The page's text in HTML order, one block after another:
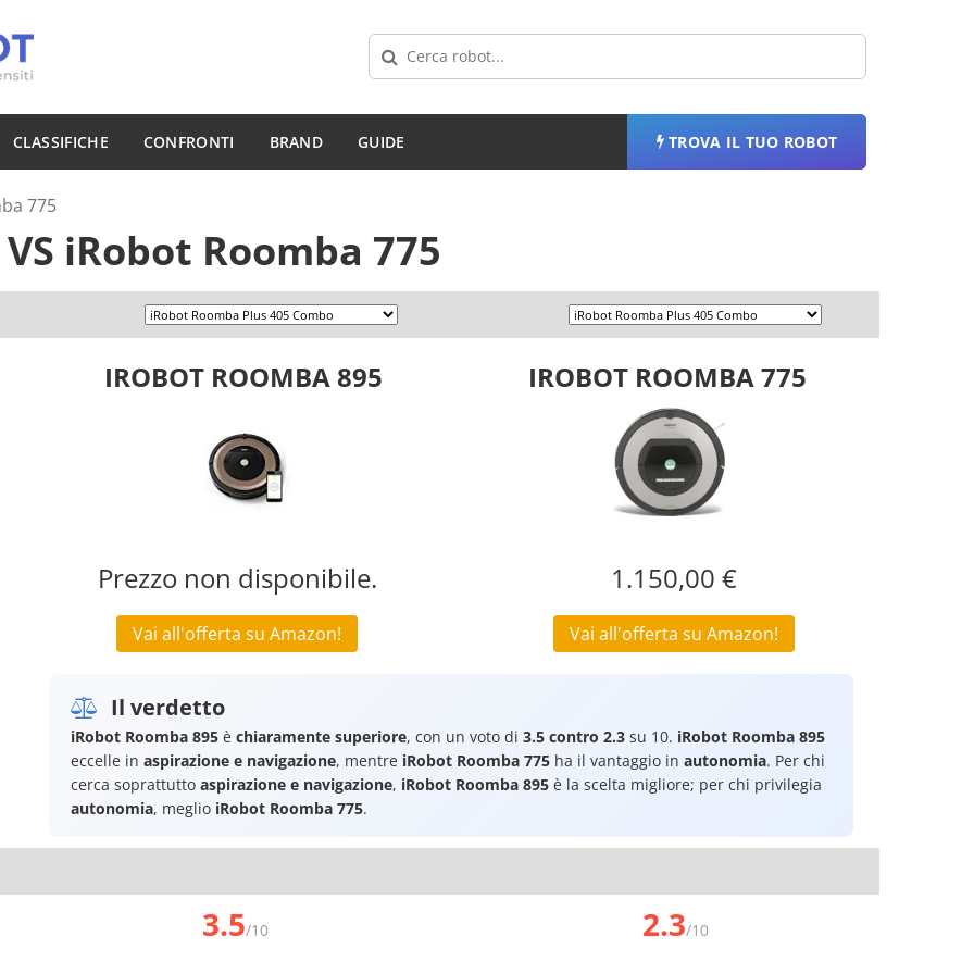
CLASSIFICHE CONFRONTI BRAND GUIDE TROVA IL TUO ROBOT
775
VS iRobot Roomba 775
IROBOT ROOMBA 895 IROBOT ROOMBA 775
Prezzo non disponibile.
Vai all'offerta su Amazon!
1.150,00 €
Vai all'offerta su Amazon!
Il verdetto
iRobot Roomba 895 è chiaramente superiore, con un voto di 3.5 contro 2.3 su 10. iRobot Roomba 895
eccelle in aspirazione e navigazione, mentre iRobot Roomba 775 ha il vantaggio in autonomia. Per chi
cerca soprattutto aspirazione e navigazione, iRobot Roomba 895 è la scelta migliore; per chi privilegia
autonomia, meglio iRobot Roomba 775.
3.5/10 2.3/10